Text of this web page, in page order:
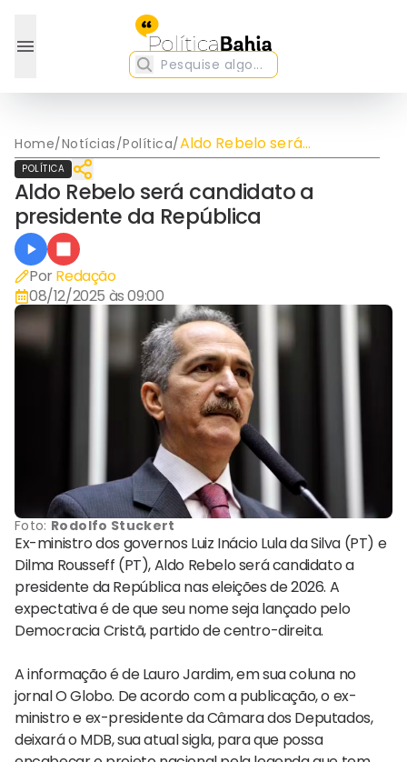
Home/Notícias/Política/Aldo Rebelo será
candidato a presidente da
República
POLÍTICA
Aldo Rebelo será candidato a
presidente da República
Por Redação
08/12/2025 às 09:00
Foto: Rodolfo Stuckert
Ex-ministro dos governos Luiz Inácio Lula da Silva (PT) e
Dilma Rousseff (PT), Aldo Rebelo será candidato a
presidente da República nas eleições de 2026. A
expectativa é de que seu nome seja lançado pelo
Democracia Cristã, partido de centro-direita.
A informação é de Lauro Jardim, em sua coluna no
jornal O Globo. De acordo com a publicação, o ex-
ministro e ex-presidente da Câmara dos Deputados,
deixará o MDB, sua atual sigla, para que possa